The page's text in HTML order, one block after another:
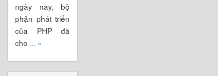
ngày nay, bộ
phận phát triển
của PHP đã
cho ... »